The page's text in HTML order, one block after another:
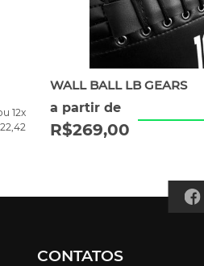
12x
22,42
WALL BALL LB GEARS
a partir de
R$269,00
CONTATOS